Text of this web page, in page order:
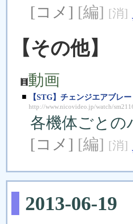
[コメ] [編] [消]
【その他】
動画
■ 【STG】チェンジエアブレ
http://www.nicovideo.jp/watch/
各機体ごとの
[コメ] [編] [消]
2013-06-19